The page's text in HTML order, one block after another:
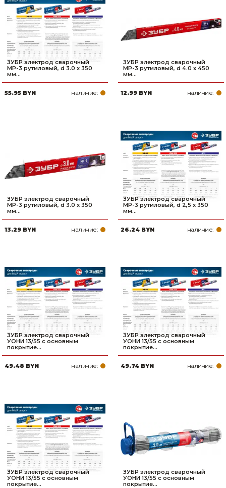
ЗУБР электрод сварочный
МР-3 рутиловый, d 3.0 х 350
мм...
55.95 BYN наличие:
ЗУБР электрод сварочный
МР-3 рутиловый, d 4.0 х 450
мм...
12.99 BYN наличие:
ЗУБР электрод сварочный
МР-3 рутиловый, d 3.0 х 350
мм...
13.29 BYN наличие:
ЗУБР электрод сварочный
МР-3 рутиловый, d 2,5 х 350
мм...
26.24 BYN наличие:
ЗУБР электрод сварочный
УОНИ 13/55 с основным
покрытие...
49.48 BYN наличие:
ЗУБР электрод сварочный
УОНИ 13/55 с основным
покрытие...
49.74 BYN наличие:
ЗУБР электрод сварочный
УОНИ 13/55 с основным
покрытие...
ЗУБР электрод сварочный
УОНИ 13/55 с основным
покрытие...